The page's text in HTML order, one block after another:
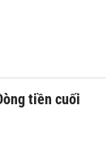
tiền cuối